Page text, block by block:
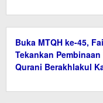
Buka MTQH ke-45,
Tekankan Pembinaan
Qurani Berakhlakul